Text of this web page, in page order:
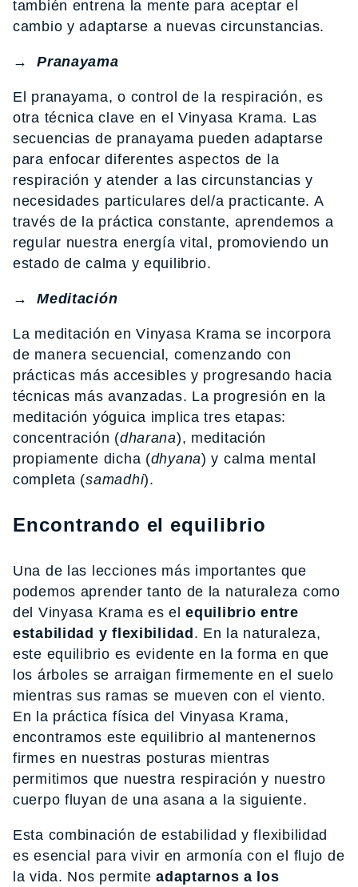
también entrena la mente para aceptar el
cambio y adaptarse a nuevas circunstancias.
→ Pranayama
El pranayama, o control de la respiración, es
otra técnica clave en el Vinyasa Krama. Las
secuencias de pranayama pueden adaptarse
para enfocar diferentes aspectos de la
respiración y atender a las circunstancias y
necesidades particulares del/a practicante. A
través de la práctica constante, aprendemos a
regular nuestra energía vital, promoviendo un
estado de calma y equilibrio.
→Meditación
La meditación en Vinyasa Krama se incorpora
de manera secuencial, comenzando con
prácticas más accesibles y progresando hacia
técnicas más avanzadas. La progresión en la
meditación yóguica implica tres etapas:
concentración (dharana), meditación
propiamente dicha (dhyana) y calma mental
completa (samadhi).
Encontrando el equilibrio
Una de las lecciones más importantes que
podemos aprender tanto de la naturaleza como
del Vinyasa Krama es el equilibrio entre
estabilidad y flexibilidad . En la naturaleza,
este equilibrio es evidente en la forma en que
los árboles se arraigan firmemente en el suelo
mientras sus ramas se mueven con el viento.
En la práctica física del Vinyasa Krama,
encontramos este equilibrio al mantenernos
firmes en nuestras posturas mientras
permitimos que nuestra respiración y nuestro
cuerpo fluyan de una asana a la siguiente.
Esta combinación de estabilidad y flexibilidad
es esencial para vivir en armonía con el flujo de
la vida. Nos permiteadaptarnos a los